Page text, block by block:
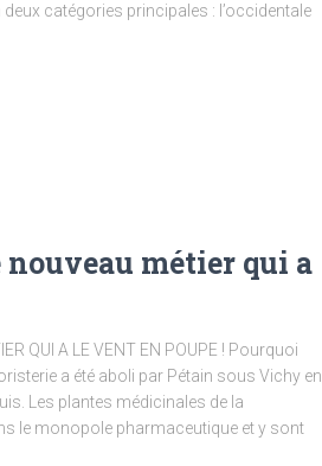
catégories principales : l’occidentale
métier qui a
QUI A LE VENT EN POUPE ! Pourquoi
a été aboli par Pétain sous Vichy en
Les plantes médicinales de la
le monopole pharmaceutique et y sont